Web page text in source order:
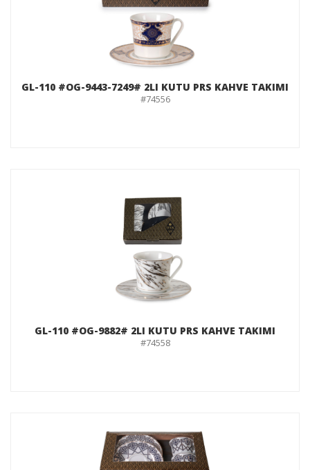
GL-110 #OG-9443-7249# 2LI KUTU PRS KAHVE TAKIMI
#74556
GL-110 #OG-9882# 2LI KUTU PRS KAHVE TAKIMI
#74558